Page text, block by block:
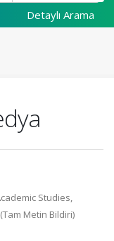
Detaylı Arama
Studies,
Metin Bildiri)